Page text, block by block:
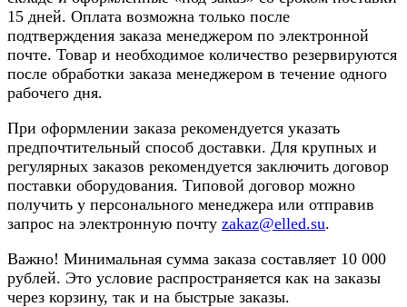
15 дней. Оплата возможна только после
подтверждения заказа менеджером по электронной
почте. Товар и необходимое количество резервируются
после обработки заказа менеджером в течение одного
рабочего дня.
При оформлении заказа рекомендуется указать
предпочтительный способ доставки. Для крупных и
регулярных заказов рекомендуется заключить договор
поставки оборудования. Типовой договор можно
получить у персонального менеджера или отправив
запрос на электронную почту zakaz@elled.su.
Важно! Минимальная сумма заказа составляет 10 000
рублей. Это условие распространяется как на заказы
через корзину, так и на быстрые заказы.